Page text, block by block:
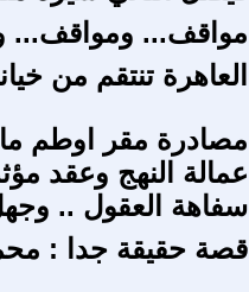
مواقف... ومواقف...
العاهرة تنتقم من
مصادرة مقر اوطم
عمالة النهج وعقد مؤثمر
سفاهة العقول ..
قصة حقيقة جدا :